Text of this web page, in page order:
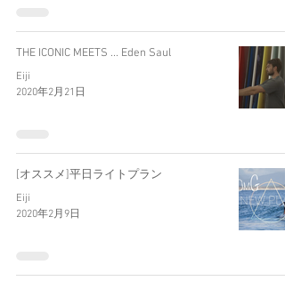
THE ICONIC MEETS ... Eden Saul
Eiji
2020年2月21日
[オススメ]平日ライトプラン
Eiji
2020年2月9日